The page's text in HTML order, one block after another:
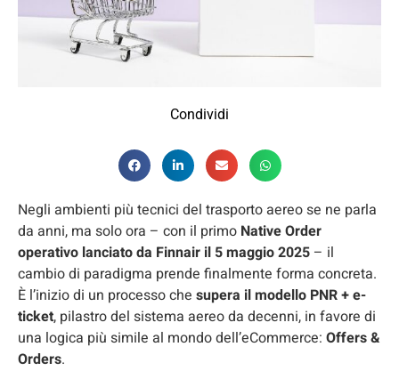
Condividi
Negli ambienti più tecnici del trasporto aereo se ne parla
da anni, ma solo ora – con il primo Native Order
operativo lanciato da Finnair il 5 maggio 2025 – il
cambio di paradigma prende finalmente forma concreta.
È l’inizio di un processo che supera il modello PNR + e-
ticket, pilastro del sistema aereo da decenni, in favore di
una logica più simile al mondo dell’eCommerce: Offers &
Orders.